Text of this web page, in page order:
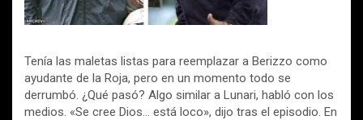
Tenía las maletas listas para reemplazar a Berizzo como
ayudante de la Roja, pero en un momento todo se
derrumbó. ¿Qué pasó? Algo similar a Lunari, habló con los
medios. «Se cree Dios… está loco», dijo tras el episodio. En